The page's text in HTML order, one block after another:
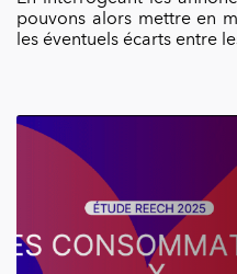
pouvons alors mettre en
les éventuels écarts entre